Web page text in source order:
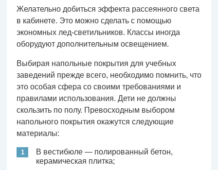
Желательно добиться эффекта рассеянного света
в кабинете. Это можно сделать с помощью
экономных лед-светильников. Классы иногда
оборудуют дополнительным освещением.
Выбирая напольные покрытия для учебных
заведений прежде всего, необходимо помнить, что
это особая сфера со своими требованиями и
правилами использования. Дети не должны
скользить по полу. Превосходным выбором
напольного покрытия окажутся следующие
материалы:
В вестибюле — полированный бетон,
керамическая плитка;